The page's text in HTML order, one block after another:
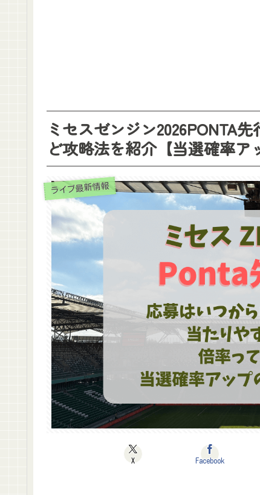
ミセスゼンジン2026PONTA
ど攻略法を紹介【当選確率ア
ライブ最新情報
X Facebook